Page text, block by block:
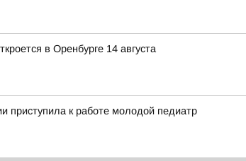
в Оренбурге 14 августа
приступила к работе молодой педиатр